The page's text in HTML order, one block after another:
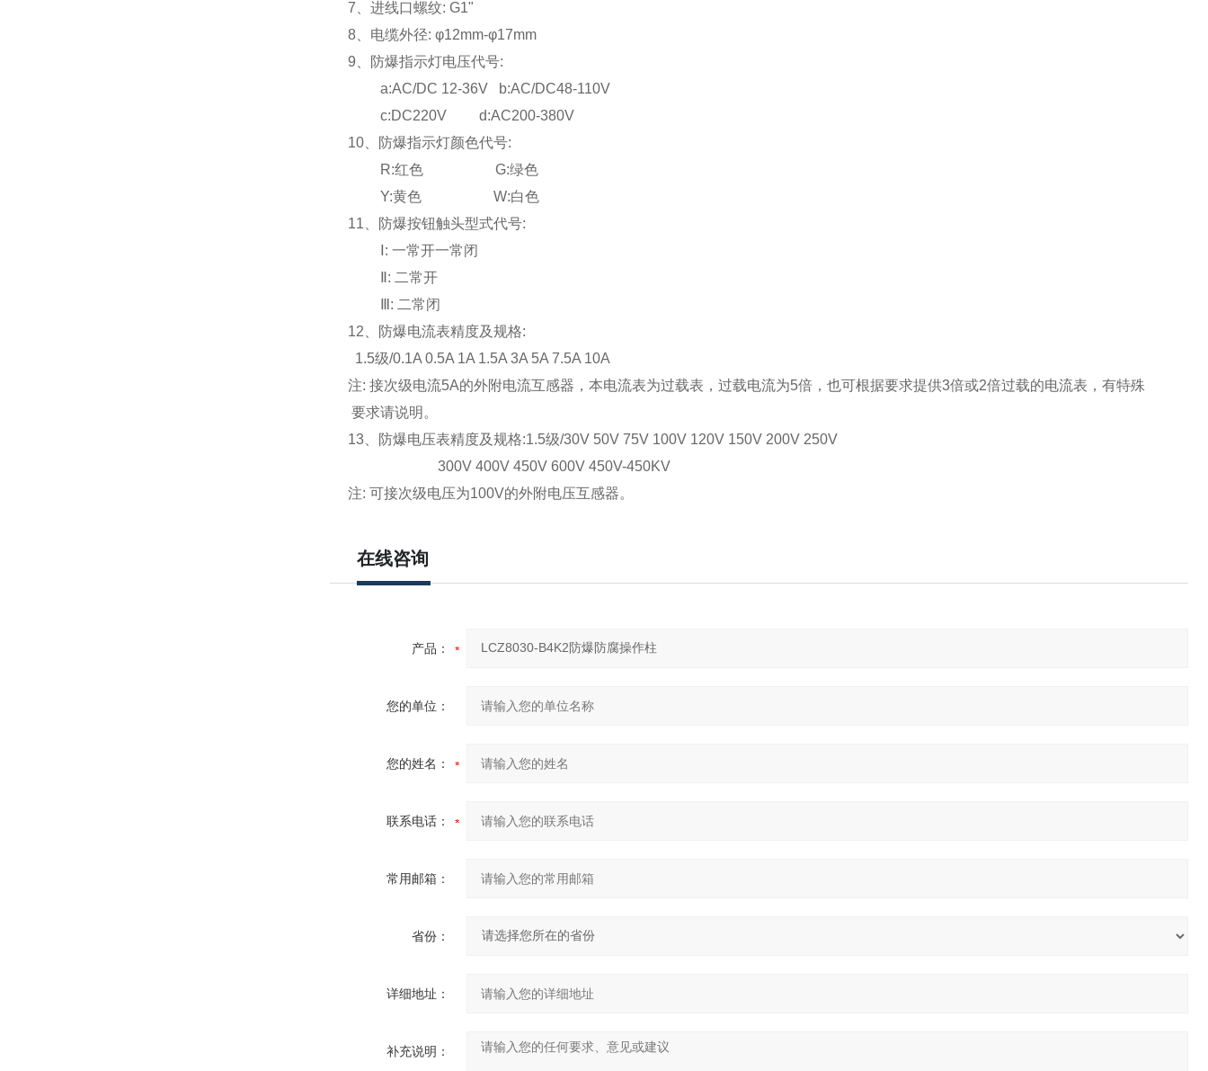
7 、进线口螺纹: G1"
8、电缆外径: φ12mm-φ17mm
9、防爆指示灯电压代号:
a:AC/DC 12-36V b:AC/DC48-110V
c:DC220V d:AC200-380V
10、防爆指示灯颜色代号:
R:红色 G:绿色
Y:黄色 W:白色
11 、防爆按钮触头型式代号:
Ⅰ: 一常开一常闭
Ⅱ: 二常开
Ⅲ: 二常闭
12 、防爆电流表精度及规格:
1.5级/0.1A 0.5A 1A 1.5A 3A 5A 7.5A 10A
注: 接次级电流5A的外附电流互感器，本电流表为过载表，过载电流为5倍，也可根据要求提供3倍或2倍过载的电流表，有特殊
要求请说明。
13、防爆电压表精度及规格:1.5级/30V 50V 75V 100V 120V 150V 200V 250V
300V 400V 450V 600V 450V-450KV
注: 可接次级电压为100V的外附电压互感器。
在线咨询
产品：
您的单位：
您的姓名：
联系电话：
常用邮箱：
省份：
详细地址：
补充说明：